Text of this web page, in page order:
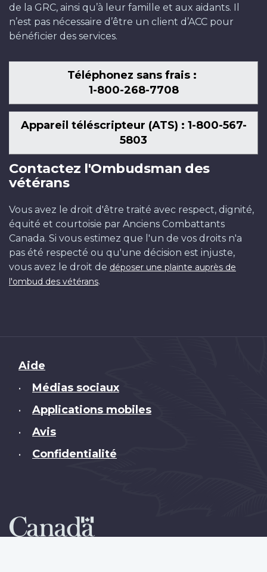
de la GRC, ainsi qu’à leur famille et aux aidants. Il
n’est pas nécessaire d’être un client d’ACC pour
bénéficier des services.
Téléphonez sans frais :
1-800-268-7708
Appareil téléscripteur (ATS) : 1-800-567-
5803
Contactez l'Ombudsman des
vétérans
Vous avez le droit d'être traité avec respect, dignité,
équité et courtoisie par Anciens Combattants
Canada. Si vous estimez que l'un de vos droits n'a
pas été respecté ou qu'une décision est injuste,
vous avez le droit de déposer une plainte auprès de
l'ombud des vétérans.
Brand
Aide
• Médias sociaux
• Applications mobiles
• Avis
• Confidentialité